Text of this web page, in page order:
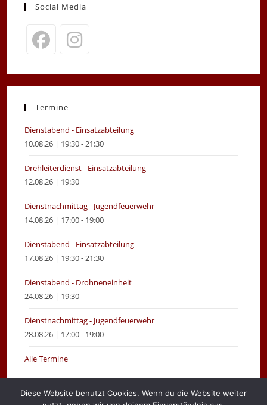
Social Media
in
new
in
new
Termine
Dienstabend - Einsatzabteilung
10.08.26 | 19:30 - 21:30
Drehleiterdienst - Einsatzabteilung
12.08.26 | 19:30
Dienstnachmittag - Jugendfeuerwehr
14.08.26 | 17:00 - 19:00
Dienstabend - Einsatzabteilung
17.08.26 | 19:30 - 21:30
Dienstabend - Drohneneinheit
24.08.26 | 19:30
Dienstnachmittag - Jugendfeuerwehr
28.08.26 | 17:00 - 19:00
Alle Termine
Diese Website benutzt Cookies. Wenn du die Website weiter